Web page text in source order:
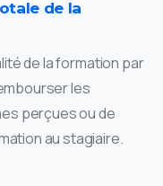
de la
de la formation par
les
perçues ou de
au stagiaire.